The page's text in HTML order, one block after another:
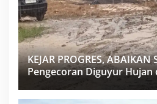
KEJAR PROGRES, ABAIKAN
Pengecoran Diguyur Hujan
Miliar Sukma Nias,
PPK Bungkam